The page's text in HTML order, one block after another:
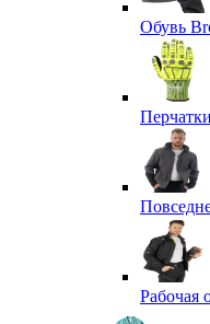
Обувь
Рабочая